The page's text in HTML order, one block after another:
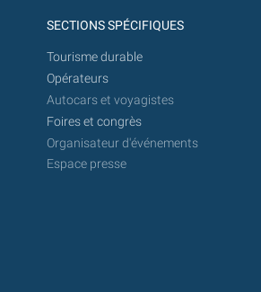
SECTIONS SPÉCIFIQUES
Tourisme durable
Opérateurs
Autocars et voyagistes
Foires et congrès
Organisateur d'événements
Espace presse